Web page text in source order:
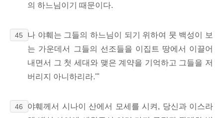
의 하느님이기 때문이다.
45
나 야훼는 그들의 하느님이 되기 위하여 뭇 백성이 보
는 가운데서 그들의 선조들을 이집트 땅에서 이끌어
내면서 그 첫 세대와 맺은 계약을 기억하고 그들을 저
버리지 아니하리라.'"
46
야훼께서 시나이 산에서 모세를 시켜, 당신과 이스라